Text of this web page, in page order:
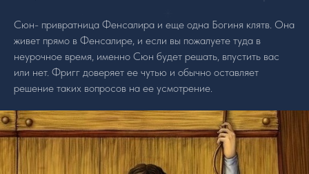
Сюн- привратница Фенсалира и еще одна Богиня клятв. Она
живет прямо в Фенсалире, и если вы пожалуете туда в
неурочное время, именно Сюн будет решать, впустить вас
или нет. Фригг доверяет ее чутью и обычно оставляет
решение таких вопросов на ее усмотрение.